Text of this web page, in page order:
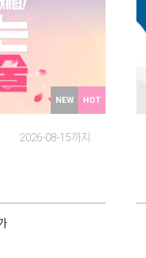
NEW HOT
2026-08-15까지